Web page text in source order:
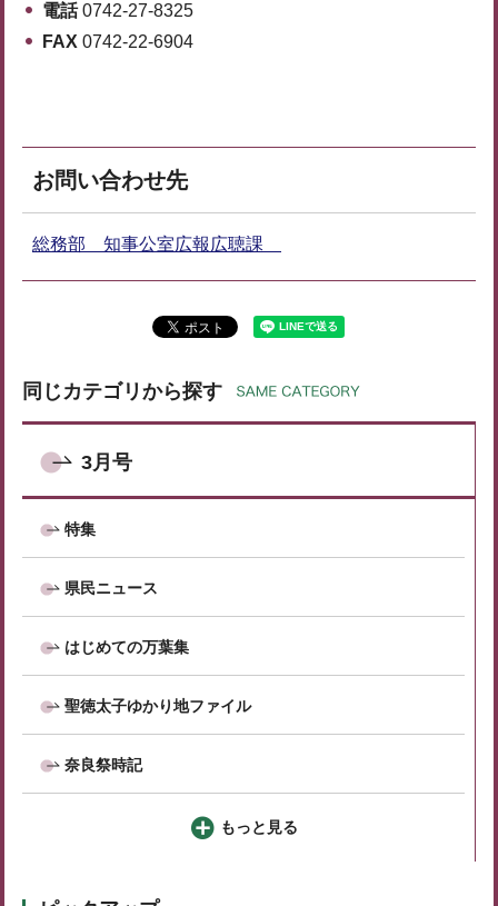
電話0742-27-8325
FAX 0742-22-6904
お問い合わせ先
総務部 知事公室広報広聴課
同じカテゴリから探す
3月号
特集
県民ニュース
はじめての万葉集
聖徳太子ゆかり地ファイル
奈良祭時記
もっと見る